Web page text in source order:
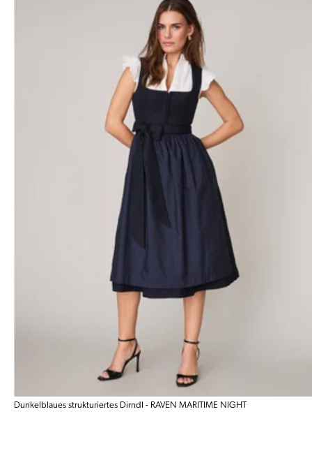
Dunkelblaues strukturiertes Dirndl - RAVEN MARITIME NIGHT